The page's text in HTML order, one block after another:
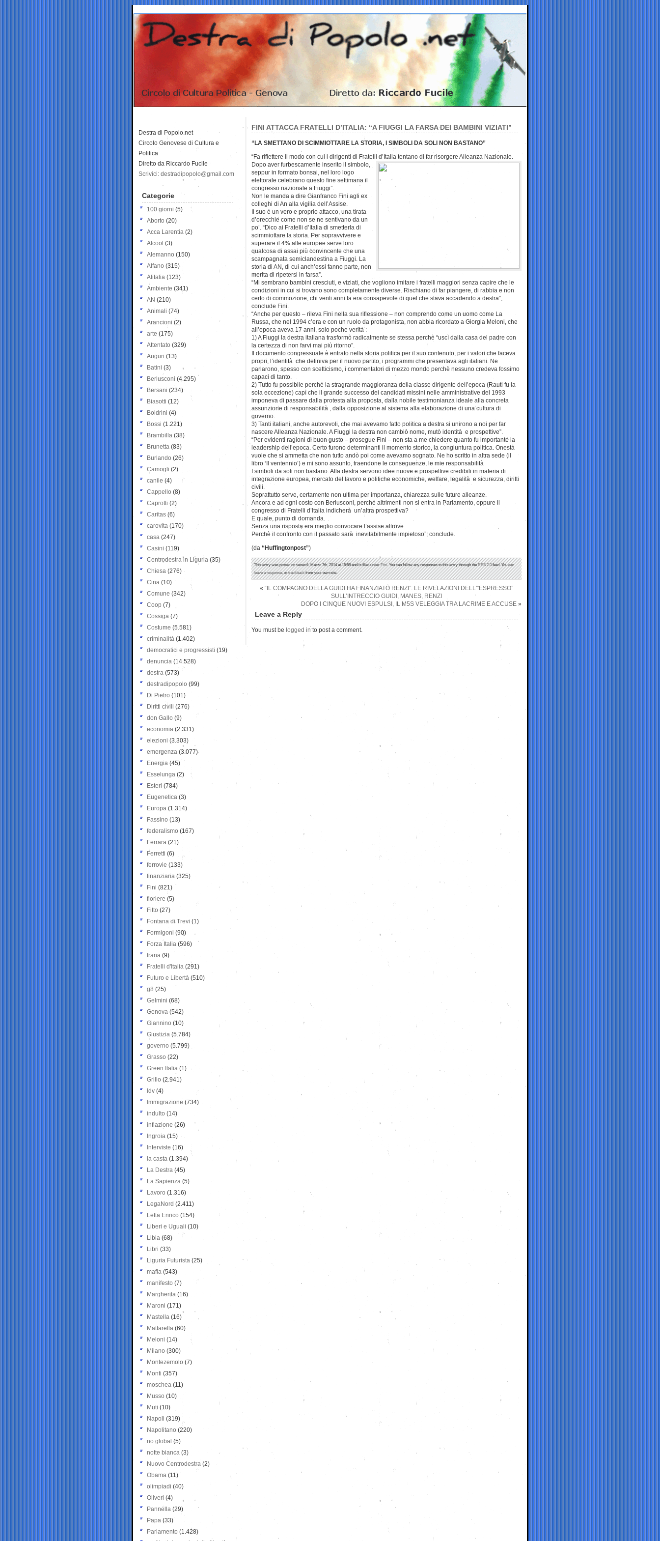
FINI ATTACCA FRATELLI D’ITALIA: “A FIUGGI LA FARSA DEI BAMBINI VIZIATI”
“LA SMETTANO DI SCIMMIOTTARE LA STORIA, I SIMBOLI DA SOLI NON BASTANO”
“Fa riflettere il modo con cui i dirigenti di Fratelli d’Italia tentano di far risorgere Alleanza Nazionale.
Dopo aver furbescamente inserito il simbolo,
seppur in formato bonsai, nel loro logo
elettorale celebrano questo fine settimana il
congresso nazionale a Fiuggi”.
Non le manda a dire Gianfranco Fini agli ex
colleghi di An alla vigilia dell’Assise.
Il suo è un vero e proprio attacco, una tirata
d’orecchie come non se ne sentivano da un
po’. “Dico ai Fratelli d’Italia di smetterla di
scimmiottare la storia. Per sopravvivere e
superare il 4% alle europee serve loro
qualcosa di assai più convincente che una
scampagnata semiclandestina a Fiuggi. La
storia di AN, di cui anch’essi fanno parte, non
merita di ripetersi in farsa”.
“Mi sembrano bambini cresciuti, e viziati, che vogliono imitare i fratelli maggiori senza capire che le
condizioni in cui si trovano sono completamente diverse. Rischiano di far piangere, di rabbia e non
certo di commozione, chi venti anni fa era consapevole di quel che stava accadendo a destra”,
conclude Fini.
“Anche per questo – rileva Fini nella sua riflessione – non comprendo come un uomo come La
Russa, che nel 1994 c’era e con un ruolo da protagonista, non abbia ricordato a Giorgia Meloni, che
all’epoca aveva 17 anni, solo poche verità :
1) A Fiuggi la destra italiana trasformò radicalmente se stessa perchè “uscì dalla casa del padre con
la certezza di non farvi mai più ritorno”.
Il documento congressuale è entrato nella storia politica per il suo contenuto, per i valori che faceva
propri, l’identità che definiva per il nuovo partito, i programmi che presentava agli italiani. Ne
parlarono, spesso con scetticismo, i commentatori di mezzo mondo perchè nessuno credeva fossimo
capaci di tanto.
2) Tutto fu possibile perchè la stragrande maggioranza della classe dirigente dell’epoca (Rauti fu la
sola eccezione) capì che il grande successo dei candidati missini nelle amministrative del 1993
imponeva di passare dalla protesta alla proposta, dalla nobile testimonianza ideale alla concreta
assunzione di responsabilità , dalla opposizione al sistema alla elaborazione di una cultura di
governo.
3) Tanti italiani, anche autorevoli, che mai avevamo fatto politica a destra si unirono a noi per far
nascere Alleanza Nazionale. A Fiuggi la destra non cambiò nome, mutò identità e prospettive”.
“Per evidenti ragioni di buon gusto – prosegue Fini – non sta a me chiedere quanto fu importante la
leadership dell’epoca. Certo furono determinanti il momento storico, la congiuntura politica. Onestà
vuole che si ammetta che non tutto andò poi come avevamo sognato. Ne ho scritto in altra sede (il
libro ‘Il ventennio’) e mi sono assunto, traendone le conseguenze, le mie responsabilità
I simboli da soli non bastano. Alla destra servono idee nuove e prospettive credibili in materia di
integrazione europea, mercato del lavoro e politiche economiche, welfare, legalità e sicurezza, diritti
civili.
Soprattutto serve, certamente non ultima per importanza, chiarezza sulle future alleanze.
Ancora e ad ogni costo con Berlusconi, perchè altrimenti non si entra in Parlamento, oppure il
congresso di Fratelli d’Italia indicherà un’altra prospettiva?
E quale, punto di domanda.
Senza una risposta era meglio convocare l’assise altrove.
Perchè il confronto con il passato sarà inevitabilmente impietoso”, conclude.
(da “Huffingtonpost”)
This entry was posted on venerdì, Marzo 7th, 2014 at 15:58 and is filed underFini. You can follow any responses to this entry through theRSS 2.0feed. You can
leave a response, ortrackbackfrom your own site.
« “IL COMPAGNO DELLA GUIDI HA FINANZIATO RENZI”: LE RIVELAZIONI DELL'”ESPRESSO”
SULL’INTRECCIO GUIDI, MANES, RENZI
DOPO I CINQUE NUOVI ESPULSI, IL M5S VELEGGIA TRA LACRIME E ACCUSE »
Leave a Reply
You must be logged into post a comment.
Destra di Popolo.net
Circolo Genovese di Cultura e
Politica
Diretto da Riccardo Fucile
Scrivici: destradipopolo@gmail.com
Categorie
100 giorni (5)
Aborto (20)
Acca Larentia (2)
Alcool (3)
Alemanno (150)
Alfano (315)
Alitalia (123)
Ambiente (341)
AN (210)
Animali (74)
Arancioni (2)
arte (175)
Attentato (329)
Auguri (13)
Batini (3)
Berlusconi (4.295)
Bersani (234)
Biasotti (12)
Boldrini (4)
Bossi (1.221)
Brambilla (38)
Brunetta (83)
Burlando (26)
Camogli (2)
canile (4)
Cappello (8)
Caprotti (2)
Caritas (6)
carovita (170)
casa (247)
Casini (119)
Centrodestra in Liguria (35)
Chiesa (276)
Cina (10)
Comune (342)
Coop (7)
Cossiga (7)
Costume (5.581)
criminalità (1.402)
democratici e progressisti (19)
denuncia (14.528)
destra (573)
destradipopolo (99)
Di Pietro (101)
Diritti civili (276)
don Gallo (9)
economia (2.331)
elezioni (3.303)
emergenza (3.077)
Energia (45)
Esselunga (2)
Esteri (784)
Eugenetica (3)
Europa (1.314)
Fassino (13)
federalismo (167)
Ferrara (21)
Ferretti (6)
ferrovie (133)
finanziaria (325)
Fini (821)
fioriere (5)
Fitto (27)
Fontana di Trevi (1)
Formigoni (90)
Forza Italia (596)
frana (9)
Fratelli d'Italia (291)
Futuro e Libertà (510)
g8 (25)
Gelmini (68)
Genova (542)
Giannino (10)
Giustizia (5.784)
governo (5.799)
Grasso (22)
Green Italia (1)
Grillo (2.941)
Idv (4)
Immigrazione (734)
indulto (14)
inflazione (26)
Ingroia (15)
Interviste (16)
la casta (1.394)
La Destra (45)
La Sapienza (5)
Lavoro (1.316)
LegaNord (2.411)
Letta Enrico (154)
Liberi e Uguali (10)
Libia (68)
Libri (33)
Liguria Futurista (25)
mafia (543)
manifesto (7)
Margherita (16)
Maroni (171)
Mastella (16)
Mattarella (60)
Meloni (14)
Milano (300)
Montezemolo (7)
Monti (357)
moschea (11)
Musso (10)
Muti (10)
Napoli (319)
Napolitano (220)
no global (5)
notte bianca (3)
Nuovo Centrodestra (2)
Obama (11)
olimpiadi (40)
Oliveri (4)
Pannella (29)
Papa (33)
Parlamento (1.428)